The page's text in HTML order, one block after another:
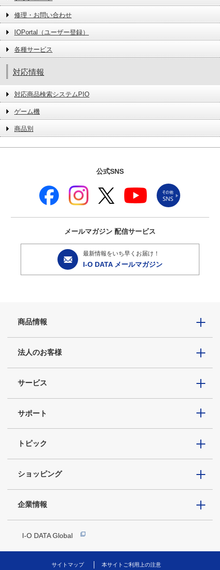
修理・お問い合わせ
IOPortal（ユーザー登録）
各種サービス
対応情報
対応商品検索システムPIO
ゲーム機
商品別
公式SNS
メールマガジン 配信サービス
最新情報をいち早くお届け！
I-O DATA メールマガジン
商品情報
法人のお客様
サービス
サポート
トピック
ショッピング
企業情報
I-O DATA Global
サイトマップ 本サイトご利用上の注意